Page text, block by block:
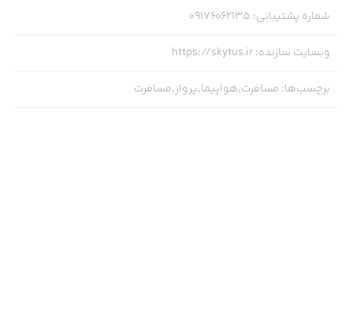
شماره پشتیبانی:
09176062135
وبسایت سازنده:
https://skytus.ir
برچسب‌ها: مسافرت,هواپیما,پرواز,مسافرت